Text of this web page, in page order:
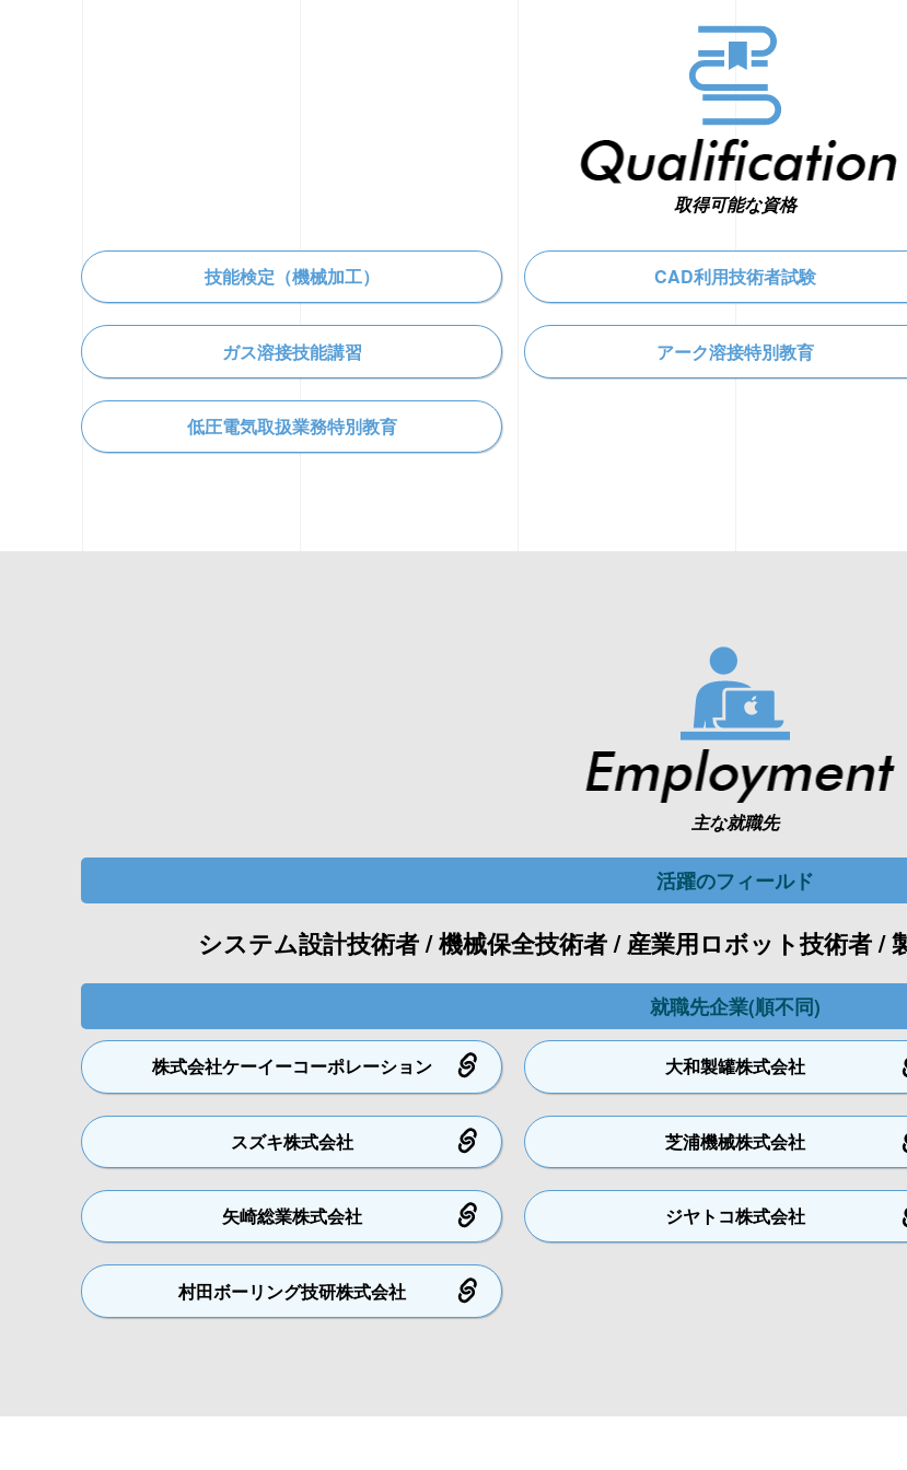
取得可能な資格
技能検定（機械加工） CAD利用技術者試験
ガス溶接技能講習 アーク溶接特別教育
低圧電気取扱業務特別教育
主な就職先
活躍のフィールド
システム設計技術者 / 機械保全技術者 / 産業用ロボット技術者 /
就職先企業(順不同)
株式会社ケーイーコーポレーション 大和製罐株式会社
スズキ株式会社 芝浦機械株式会社
矢崎総業株式会社 ジヤトコ株式会社
村田ボーリング技研株式会社